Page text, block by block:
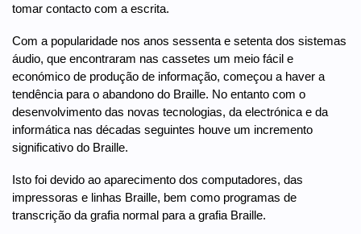
tomar contacto com a escrita.
Com a popularidade nos anos sessenta e setenta dos sistemas
áudio, que encontraram nas cassetes um meio fácil e
económico de produção de informação, começou a haver a
tendência para o abandono do Braille. No entanto com o
desenvolvimento das novas tecnologias, da electrónica e da
informática nas décadas seguintes houve um incremento
significativo do Braille.
Isto foi devido ao aparecimento dos computadores, das
impressoras e linhas Braille, bem como programas de
transcrição da grafia normal para a grafia Braille.